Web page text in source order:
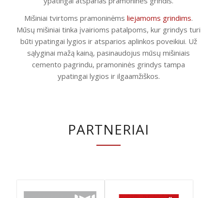
Mišiniai tvirtoms pramoninėms liejamoms grindims.
Mūsų mišiniai tinka įvairioms patalpoms, kur grindys turi
būti ypatingai lygios ir atsparios aplinkos poveikiui. Už
sąlyginai mažą kainą, pasinaudojus mūsų mišiniais
cemento pagrindu, pramoninės grindys tampa
ypatingai lygios ir ilgaamžiškos.
PARTNERIAI